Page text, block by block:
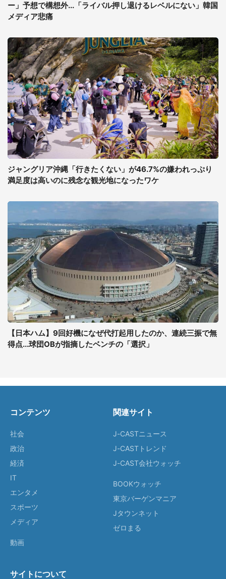
ー」予想で構想外...「ライバル押し退けるレベルにない」韓国
メディア悲痛
ジャングリア沖縄「行きたくない」が46.7%の嫌われっぷり
満足度は高いのに残念な観光地になったワケ
【日本ハム】9回好機になぜ代打起用したのか、連続三振で無
得点...球団OBが指摘したベンチの「選択」
コンテンツ
社会
政治
経済
IT
エンタメ
スポーツ
メディア
動画
関連サイト
J-CASTニュース
J-CASTトレンド
J-CAST会社ウォッチ
BOOKウォッチ
東京バーゲンマニア
Jタウンネット
ゼロまる
サイトについて